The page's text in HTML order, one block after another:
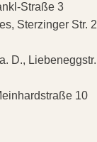
Straße 3
Sterzinger Str. 2
D., Liebeneggstr.
10